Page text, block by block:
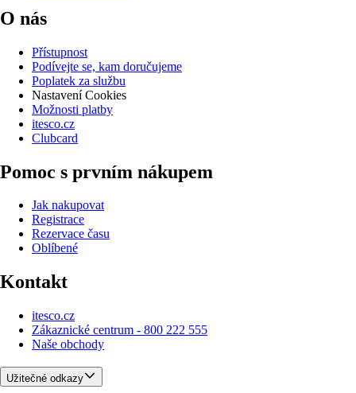
O nás
Přístupnost
Podívejte se, kam doručujeme
Poplatek za službu
Nastavení Cookies
Možnosti platby
itesco.cz
Clubcard
Pomoc s prvním nákupem
Jak nakupovat
Registrace
Rezervace času
Oblíbené
Kontakt
itesco.cz
Zákaznické centrum - 800 222 555
Naše obchody
Užitečné odkazy